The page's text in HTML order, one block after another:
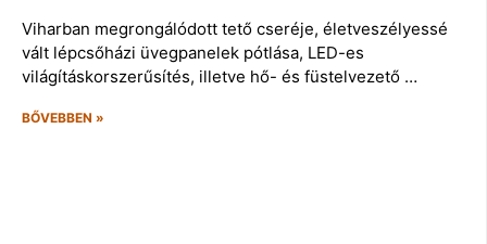
Viharban megrongálódott tető cseréje, életveszélyessé
vált lépcsőházi üvegpanelek pótlása, LED-es
világításkorszerűsítés, illetve hő- és füstelvezető …
BŐVEBBEN »